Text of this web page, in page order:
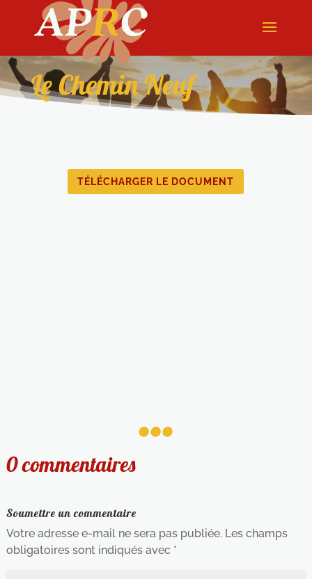
Le Chemin Neuf
TÉLÉCHARGER LE DOCUMENT
...
0 commentaires
Soumettre un commentaire
Votre adresse e-mail ne sera pas publiée. Les champs
obligatoires sont indiqués avec *